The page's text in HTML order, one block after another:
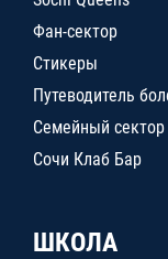
Фан-сектор
Стикеры
Путеводитель
Семейный сектор
Сочи Клаб Бар
ШКОЛА